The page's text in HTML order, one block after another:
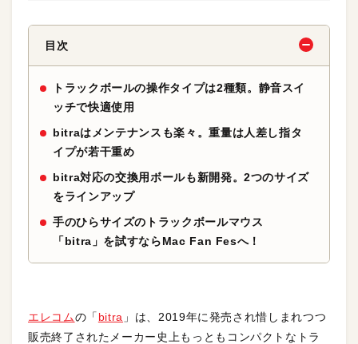
目次
トラックボールの操作タイプは2種類。静音スイ
ッチで快適使用
bitraはメンテナンスも楽々。重量は人差し指タ
イプが若干重め
bitra対応の交換用ボールも新開発。2つのサイズ
をラインアップ
手のひらサイズのトラックボールマウス
「bitra」を試すならMac Fan Fesへ！
エレコムの「 bitra 」は、2019年に発売され惜しまれつつ
販売終了されたメーカー史上もっともコンパクトなトラ